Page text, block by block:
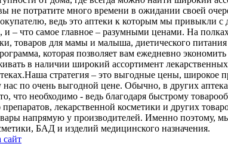
не потратите много времени в ожидании своей
ведь это аптеки к которым мы привыкли
– что самое главное – разумными ценами. На
товаров для мамы и малыша, диетического
которая позволяет вам ежедневно
в наличии широкий ассортимент
стратегия – это выгодные цены,
по очень выгодной цене. Обычно, в других
что необходимо - ведь благодаря быстрому
лекарственной косметики и других
напрямую у производителей. Именно поэтому,
БАД и изделий медицинского назначения.
сайт